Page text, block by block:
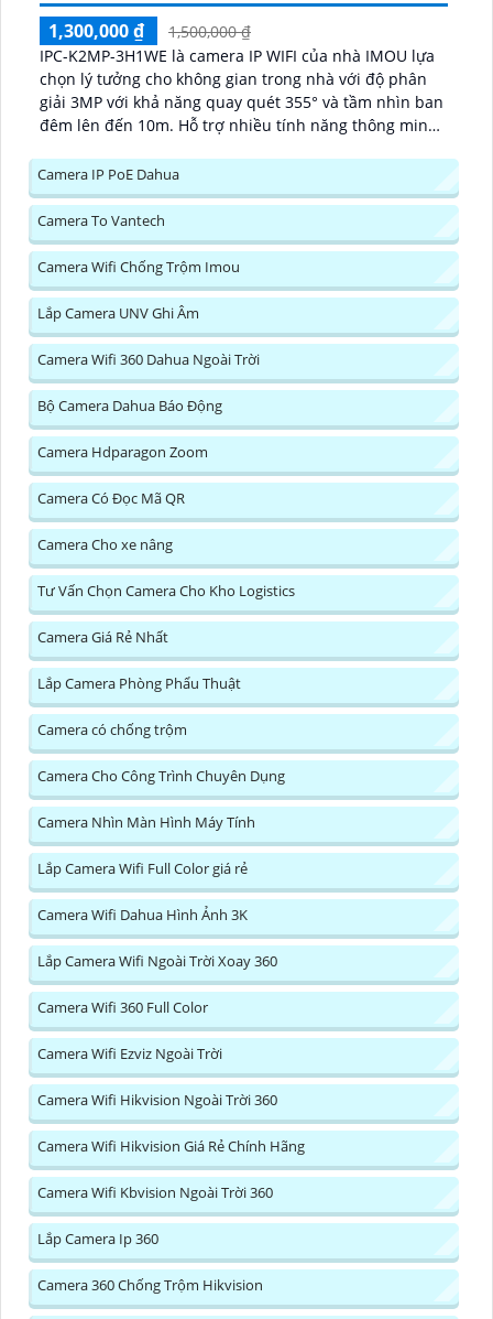
1,300,000 ₫
1,500,000 ₫
IPC-K2MP-3H1WE là camera IP WIFI của nhà IMOU lựa
chọn lý tưởng cho không gian trong nhà với độ phân
giải 3MP với khả năng quay quét 355° và tầm nhìn ban
đêm lên đến 10m. Hỗ trợ nhiều tính năng thông minh
bất thường và chế độ riêng tư...
Camera IP PoE Dahua
Camera To Vantech
Camera Wifi Chống Trộm Imou
Lắp Camera UNV Ghi Âm
Camera Wifi 360 Dahua Ngoài Trời
Bộ Camera Dahua Báo Động
Camera Hdparagon Zoom
Camera Có Đọc Mã QR
Camera Cho xe nâng
Tư Vấn Chọn Camera Cho Kho Logistics
Camera Giá Rẻ Nhất
Lắp Camera Phòng Phẩu Thuật
Camera có chống trộm
Camera Cho Công Trình Chuyên Dụng
Camera Nhìn Màn Hình Máy Tính
Lắp Camera Wifi Full Color giá rẻ
Camera Wifi Dahua Hình Ảnh 3K
Lắp Camera Wifi Ngoài Trời Xoay 360
Camera Wifi 360 Full Color
Camera Wifi Ezviz Ngoài Trời
Camera Wifi Hikvision Ngoài Trời 360
Camera Wifi Hikvision Giá Rẻ Chính Hãng
Camera Wifi Kbvision Ngoài Trời 360
Lắp Camera Ip 360
Camera 360 Chống Trộm Hikvision